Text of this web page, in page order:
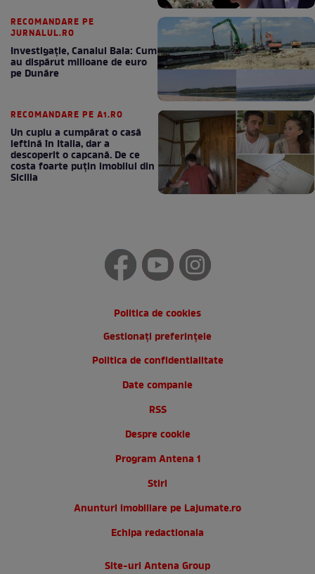
RECOMANDARE PE
JURNALUL.RO
Investigație, Canalul Bala: Cum
au dispărut milioane de euro
pe Dunăre
RECOMANDARE PE A1.RO
Un cuplu a cumpărat o casă
ieftină în Italia, dar a
descoperit o capcană. De ce
costa foarte puțin imobilul din
Sicilia
Politica de cookies
Gestionați preferințele
Politica de confidentialitate
Date companie
RSS
Despre cookie
Program Antena 1
Stiri
Anunturi imobiliare pe Lajumate.ro
Echipa redactionala
Site-uri Antena Group